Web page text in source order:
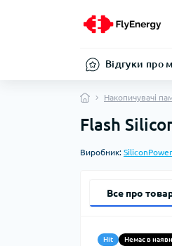
Відгуки про
Накопичувачі
Flash
Виробник: SiliconPower
Все про
Hit Немає в